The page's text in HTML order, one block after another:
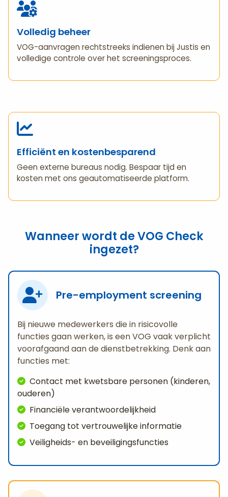
Volledig beheer
VOG-aanvragen rechtstreeks indienen bij Justis en
volledige controle over het screeningsproces.
Efficiënt en kostenbesparend
Geen externe bureaus nodig. Bespaar tijd en
kosten met ons geautomatiseerde platform.
Wanneer wordt de VOG Check
ingezet?
Pre-employment screening
Bij nieuwe medewerkers die in risicovolle
functies gaan werken, is een VOG vaak verplicht
voorafgaand aan de dienstbetrekking. Denk aan
functies met:
Contact met kwetsbare personen (kinderen,
ouderen)
Financiële verantwoordelijkheid
Toegang tot vertrouwelijke informatie
Veiligheids- en beveiligingsfuncties